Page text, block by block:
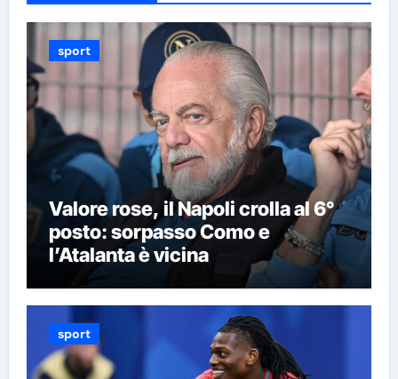
sport
Valore rose, il Napoli crolla al 6°
posto: sorpasso Como e
l’Atalanta è vicina
sport